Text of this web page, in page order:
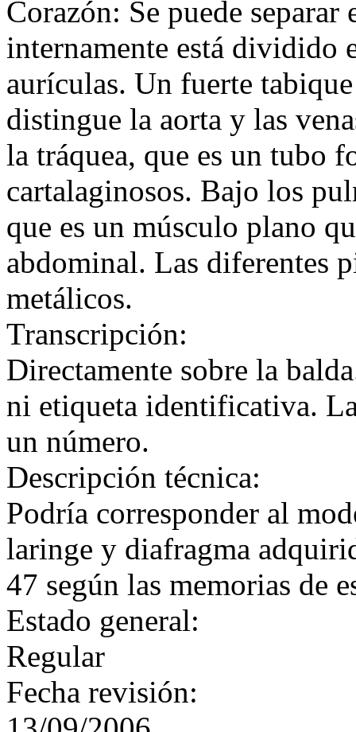
Corazón: Se puede
internamente está dividido
aurículas. Un fuerte
distingue la aorta y las
la tráquea, que es un tubo
cartalaginosos. Bajo los
que es un músculo plano
abdominal. Las diferentes
metálicos.
Transcripción:
Directamente sobre la
ni etiqueta identificativa.
un número.
Descripción técnica:
Podría corresponder al
laringe y diafragma
47 según las memorias de
Estado general:
Regular
Fecha revisión: